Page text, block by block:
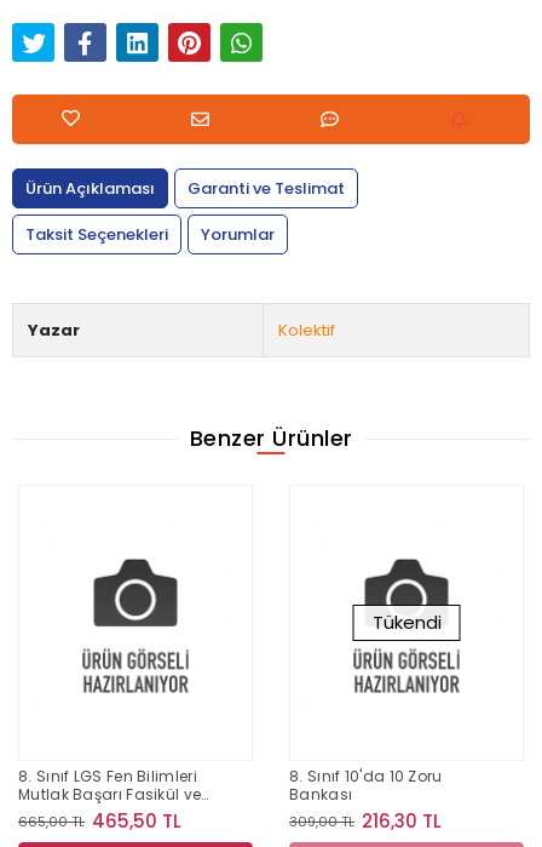
Ürün Açıklaması
Garanti ve Teslimat
Taksit Seçenekleri
Yorumlar
Yazar Kolektif
Benzer Ürünler
8. Sınıf LGS Fen Bilimleri
Mutlak Başarı Fasikül ve
Soru Bankası
665,00 TL 465,50 TL
Tükendi
8. Sınıf 10'da 10 Zoru
Bankası
309,00 TL 216,30 TL